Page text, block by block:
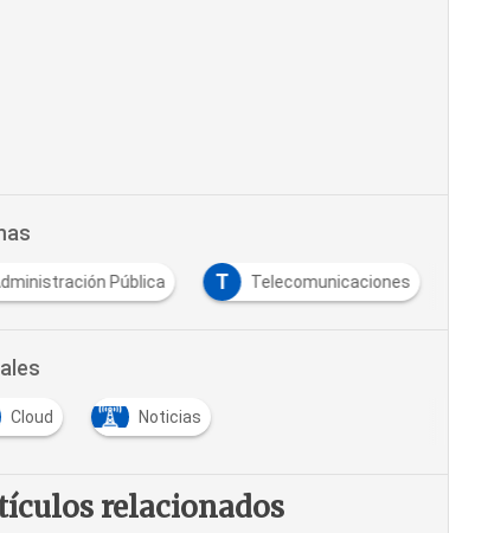
Pública T Telecomunicaciones
Cloud Noticias
relacionados